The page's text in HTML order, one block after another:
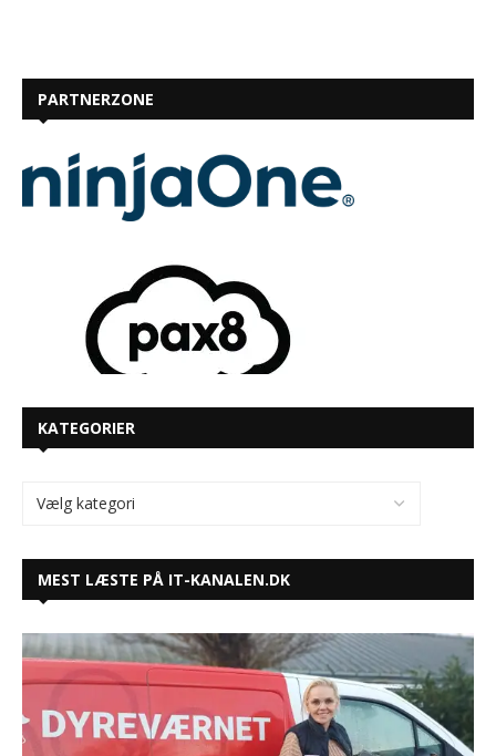
PARTNERZONE
KATEGORIER
MEST LÆSTE PÅ IT-KANALEN.DK